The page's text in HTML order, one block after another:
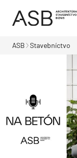
ASB Stavebníctvo